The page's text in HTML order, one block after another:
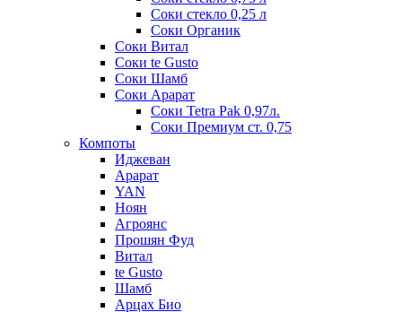
Соки стекло 0,25 л
Соки Органик
Соки Витал
Соки te Gusto
Соки Шамб
Соки Арарат
Соки Tetra Pak 0,97л.
Соки Премиум ст. 0,75
Компоты
Иджеван
Арарат
YAN
Ноян
Агроянс
Прошян Фуд
Витал
te Gusto
Шамб
Арцах Био